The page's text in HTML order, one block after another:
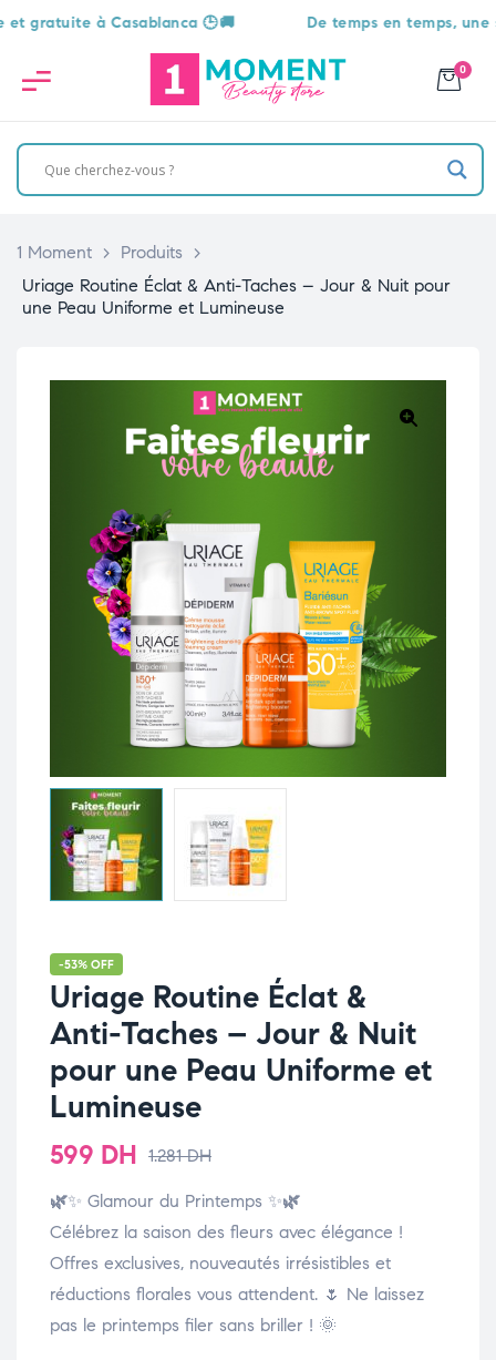
à Casablanca 🕒🚚 De temps en temps, une
0
1 Moment > Produits
>
Uriage Routine Éclat & Anti-Taches – Jour & Nuit pour
une Peau Uniforme et Lumineuse
-53% OFF
Uriage Routine Éclat &
Anti-Taches – Jour & Nuit
pour une Peau Uniforme et
Lumineuse
1.281DH
599 DH
🌿✨ Glamour du Printemps ✨🌿
Célébrez la saison des fleurs avec élégance !
Offres exclusives, nouveautés irrésistibles et
réductions florales vous attendent. 🌷 Ne laissez
pas le printemps filer sans briller ! 🌞